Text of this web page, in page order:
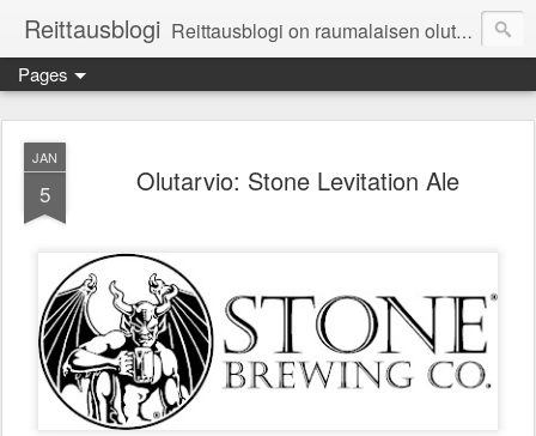
Reittausblogi Reittausblogi on raumalaisen olutharrastajan blogi. Reittaus (rating) tarkoittaa asioiden arvioimista. Reittausblogissa paneudutaan panemisen lopputuotteisiin eli arvioidaan oluita, puolueettomasti.
Pages
JAN
5 Olutarvio: Stone Levitation Ale